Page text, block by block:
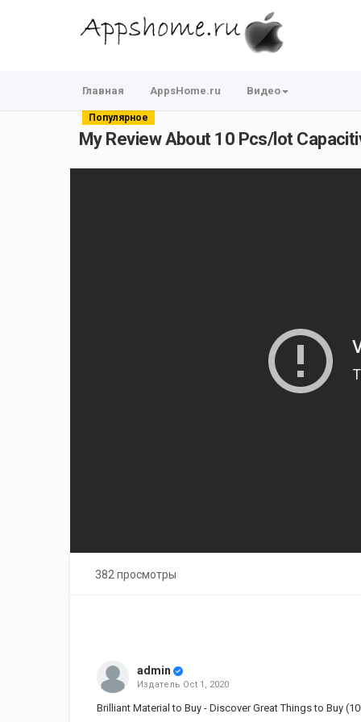
Главная AppsHome.ru Видео
Популярное
My Review About 10 Pcs/lot
382 просмотры
admin
Издатель Oct 1, 2020
Brilliant Material to Buy - Discover Great Things to Buy